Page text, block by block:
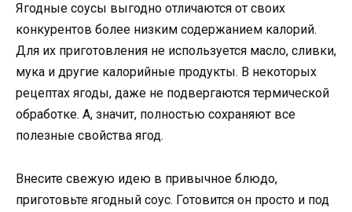
Ягодные соусы выгодно отличаются от своих
конкурентов более низким содержанием калорий.
Для их приготовления не используется масло, сливки,
мука и другие калорийные продукты. В некоторых
рецептах ягоды, даже не подвергаются термической
обработке. А, значит, полностью сохраняют все
полезные свойства ягод.
Внесите свежую идею в привычное блюдо,
приготовьте ягодный соус. Готовится он просто и под